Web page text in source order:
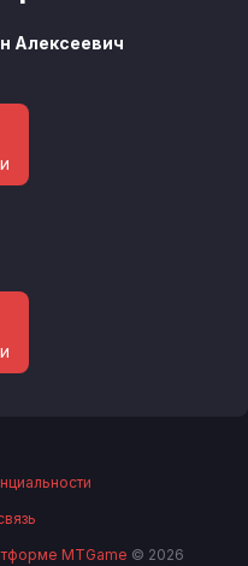
Алексеевич
MTGame © 2026